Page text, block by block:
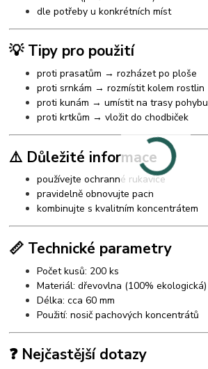
dle potřeby u konkrétních míst
💡 Tipy pro použití
proti prasatům → rozházet po ploše
proti srnkám → rozmístit kolem rostlin
proti kunám → umístit na trasy pohybu
proti krtkům → vložit do chodbiček
⚠️ Důležité informace
používejte ochranné rukavice
pravidelně obnovujte pach
kombinujte s kvalitním koncentrátem
📏 Technické parametry
Počet kusů: 200 ks
Materiál: dřevovlna (100% ekologická)
Délka: cca 60 mm
Použití: nosič pachových koncentrátů
❓ Nejčastější dotazy